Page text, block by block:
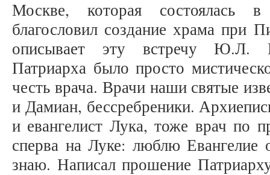
Москве, которая состоялась
благословил создание храма при
описывает эту встречу Ю.Л.
Патриарха было просто
честь врача. Врачи наши святые
и Дамиан, бессребреники.
и евангелист Лука, тоже врач по
сперва на Луке: люблю Евангелие
знаю. Написал прошение